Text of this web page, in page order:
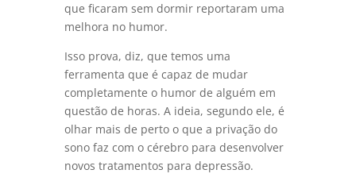
que ficaram sem dormir reportaram uma
melhora no humor.
Isso prova, diz, que temos uma
ferramenta que é capaz de mudar
completamente o humor de alguém em
questão de horas. A ideia, segundo ele, é
olhar mais de perto o que a privação do
sono faz com o cérebro para desenvolver
novos tratamentos para depressão.